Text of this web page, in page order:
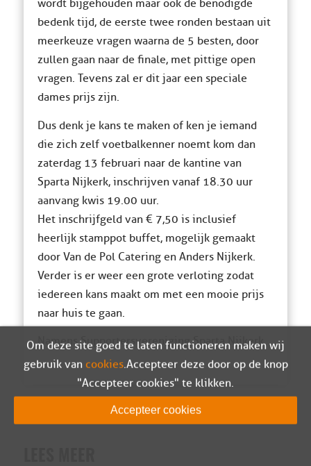
wordt bijgehouden maar ook de benodigde
bedenk tijd, de eerste twee ronden bestaan uit
meerkeuze vragen waarna de 5 besten, door
zullen gaan naar de finale, met pittige open
vragen. Tevens zal er dit jaar een speciale
dames prijs zijn.
Dus denk je kans te maken of ken je iemand
die zich zelf voetbalkenner noemt kom dan
zaterdag 13 februari naar de kantine van
Sparta Nijkerk, inschrijven vanaf 18.30 uur
aanvang kwis 19.00 uur.
Het inschrijfgeld van € 7,50 is inclusief
heerlijk stamppot buffet, mogelijk gemaakt
door Van de Pol Catering en Anders Nijkerk.
Verder is er weer een grote verloting zodat
iedereen kans maakt om met een mooie prijs
naar huis te gaan.
Namens Supportersvereniging Sparta Nijkerk
Om deze site goed te laten functioneren maken wij
gebruik van cookies. Accepteer deze door op de knop
"Accepteer cookies" te klikken.
Accepteer cookies